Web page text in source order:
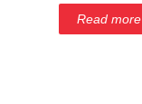
Read more